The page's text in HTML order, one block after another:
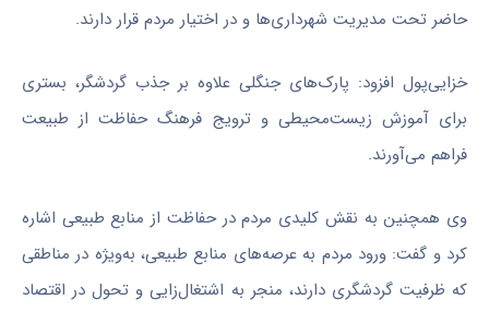
حاضر تحت مدیریت شهرداری‌ها و در اختیار مردم قرار دارند.
خزایی‌پول افزود: پارک‌های جنگلی علاوه بر جذب گردشگر، بستری
برای آموزش زیست‌محیطی و ترویج فرهنگ حفاظت از طبیعت
فراهم می‌آورند.
وی همچنین به نقش کلیدی مردم در حفاظت از منابع طبیعی اشاره
کرد و گفت: ورود مردم به عرصه‌های منابع طبیعی، به‌ویژه در مناطقی
که ظرفیت گردشگری دارند، منجر به اشتغال‌زایی و تحول در اقتصاد